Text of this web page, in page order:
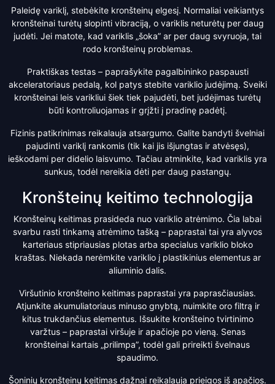
Paleidę variklį, stebėkite kronšteinų elgesį. Normaliai veikiantys
kronšteinai turėtų slopinti vibraciją, o variklis neturėtų per daug
judėti. Jei matote, kad variklis „šoka” ar per daug svyruoja, tai
rodo kronšteinų problemas.
Praktiškas testas – paprašykite pagalbininko paspausti
akceleratoriaus pedalą, kol patys stebite variklio judėjimą. Sveiki
kronšteinai leis varikliui šiek tiek pajudėti, bet judėjimas turėtų
būti kontroliuojamas ir grįžti į pradinę padėtį.
Fizinis patikrinimas reikalauja atsargumo. Galite bandyti švelniai
pajudinti variklį rankomis (tik kai jis išjungtas ir atvėsęs),
ieškodami per didelio laisvumo. Tačiau atminkite, kad variklis yra
sunkus, todėl nereikia dėti per daug pastangų.
Kronšteinų keitimo technologija
Kronšteinų keitimas prasideda nuo variklio atrėmimo. Čia labai
svarbu rasti tinkamą atrėmimo tašką – paprastai tai yra alyvos
karteriaus stipriausias plotas arba specialus variklio bloko
kraštas. Niekada nerėmkite variklio į plastikinius elementus ar
aliuminio dalis.
Viršutinio kronšteino keitimas paprastai yra paprasčiausias.
Atjunkite akumuliatoriaus minuso gnybtą, nuimkite oro filtrą ir
kitus trukdančius elementus. Išsukite kronšteino tvirtinimo
varžtus – paprastai viršuje ir apačioje po vieną. Senas
kronšteinai kartais „prilimpa”, todėl gali prireikti švelnaus
spaudimo.
Šoninių kronšteinų keitimas dažnai reikalauja prieigos iš apačios.